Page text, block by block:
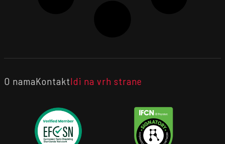
O namaKontaktIdi na vrh strane